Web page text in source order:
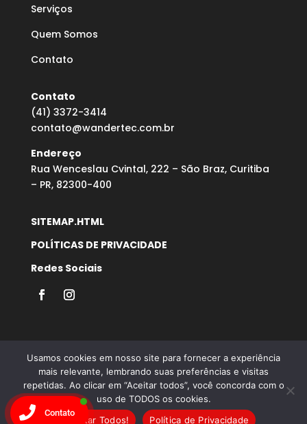
Serviços
Quem Somos
Contato
Contato
(41) 3372-3414
contato@wandertec.com.br
Endereço
Rua Wenceslau Cvintal, 222 – São Braz, Curitiba
– PR, 82300-400
SITEMAP.HTML
POLÍTICAS DE PRIVACIDADE
Redes Sociais
Desenvolvido por Agência Microsenior | Websites e
Posicionamento Google
Usamos cookies em nosso site para fornecer a experiência
mais relevante, lembrando suas preferências e visitas
repetidas. Ao clicar em “Aceitar todos”, você concorda com o
uso de TODOS os cookies.
Aceitar Todos!
Política de Privacidade
Contato